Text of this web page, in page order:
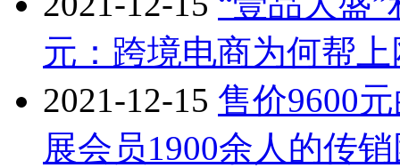
元：跨境电商为何帮
2021-12-15 售价9600
展会员1900余人的传